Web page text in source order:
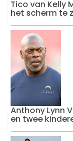
Tico van Kelly
het scherm te
Anthony Lynn
en twee